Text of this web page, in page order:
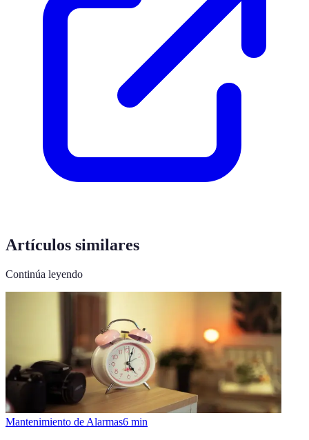
Artículos similares
Continúa leyendo
Mantenimiento de Alarmas6 min